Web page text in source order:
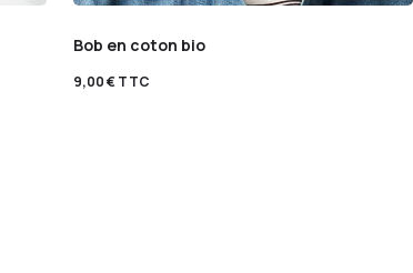
Bob en coton bio
9,00€TTC